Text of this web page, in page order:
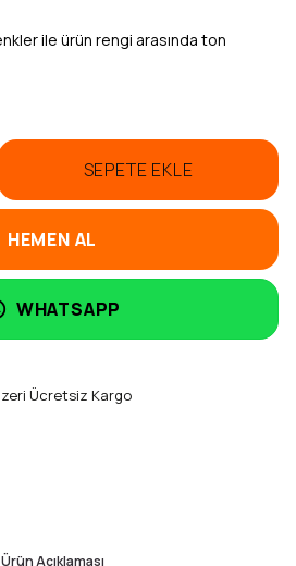
ile ürün rengi arasında ton
SEPETE EKLE
HEMEN AL
WHATSAPP
Ücretsiz Kargo
Ürün Açıklaması